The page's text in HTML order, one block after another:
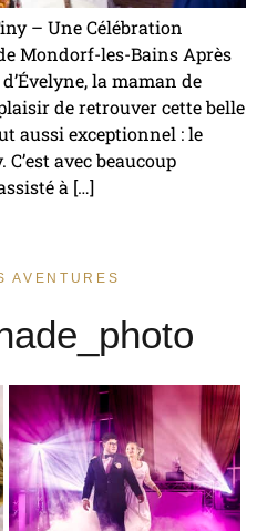
– Une Célébration
Mondorf-les-Bains Après
la maman de
de retrouver cette belle
aussi exceptionnel : le
avec beaucoup
à […]
AVENTURES